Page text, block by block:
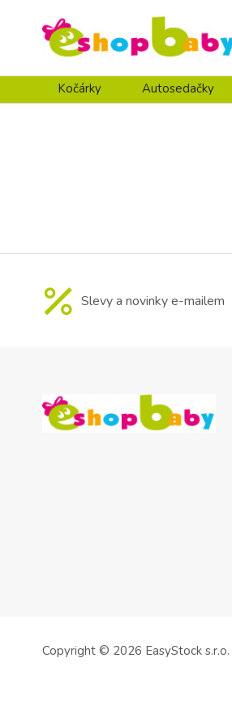
Kočárky Autosedačky
Slevy a novinky e-mailem
Copyright © 2026 EasyStock s.r.o.